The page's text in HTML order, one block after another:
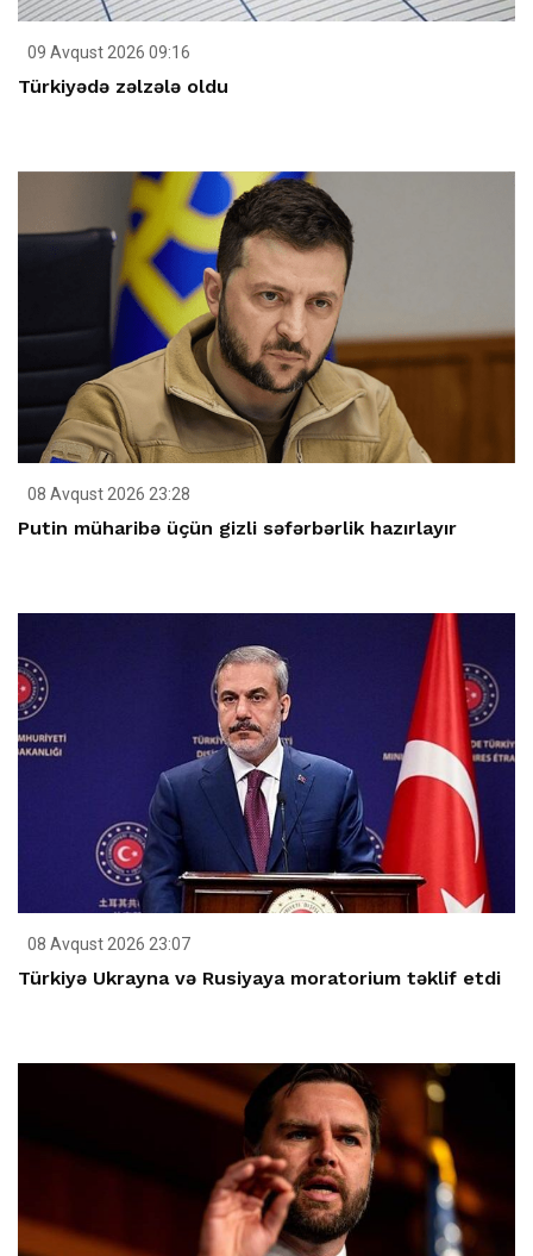
09 Avqust 2026 09:16
Türkiyədə zəlzələ oldu
08 Avqust 2026 23:28
Putin müharibə üçün gizli səfərbərlik hazırlayır
08 Avqust 2026 23:07
Türkiyə Ukrayna və Rusiyaya moratorium təklif etdi